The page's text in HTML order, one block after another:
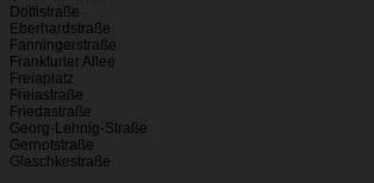
Dottistraße
Eberhardstraße
Fanningerstraße
Frankfurter Allee
Freiaplatz
Freiastraße
Friedastraße
Georg-Lehnig-Straße
Gernotstraße
Glaschkestraße